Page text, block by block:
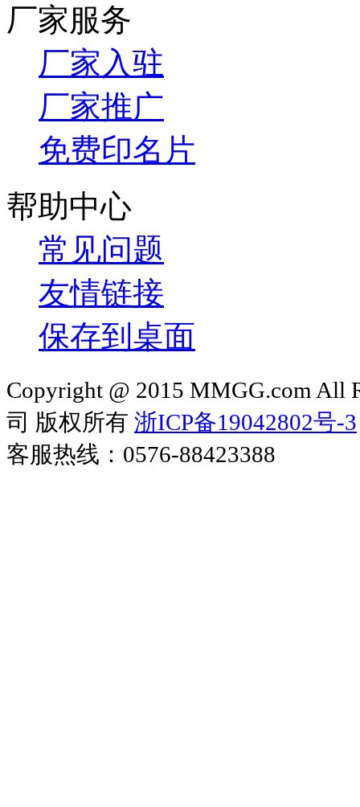
厂家服务
厂家入驻
厂家推广
免费印名片
帮助中心
常见问题
友情链接
保存到桌面
Copyright @ 2015 MMGG.com All
司 版权所有 浙ICP备19042802号-3
客服热线：0576-88423388